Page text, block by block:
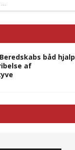
båd hjalp
af